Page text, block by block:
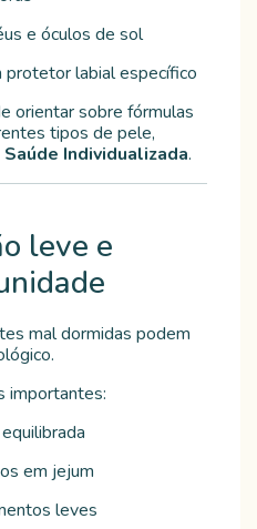
e óculos de sol
labial específico
orientar sobre fórmulas
tipos de pele,
Saúde Individualizada.
leve e
mal dormidas podem
importantes:
em jejum
leves